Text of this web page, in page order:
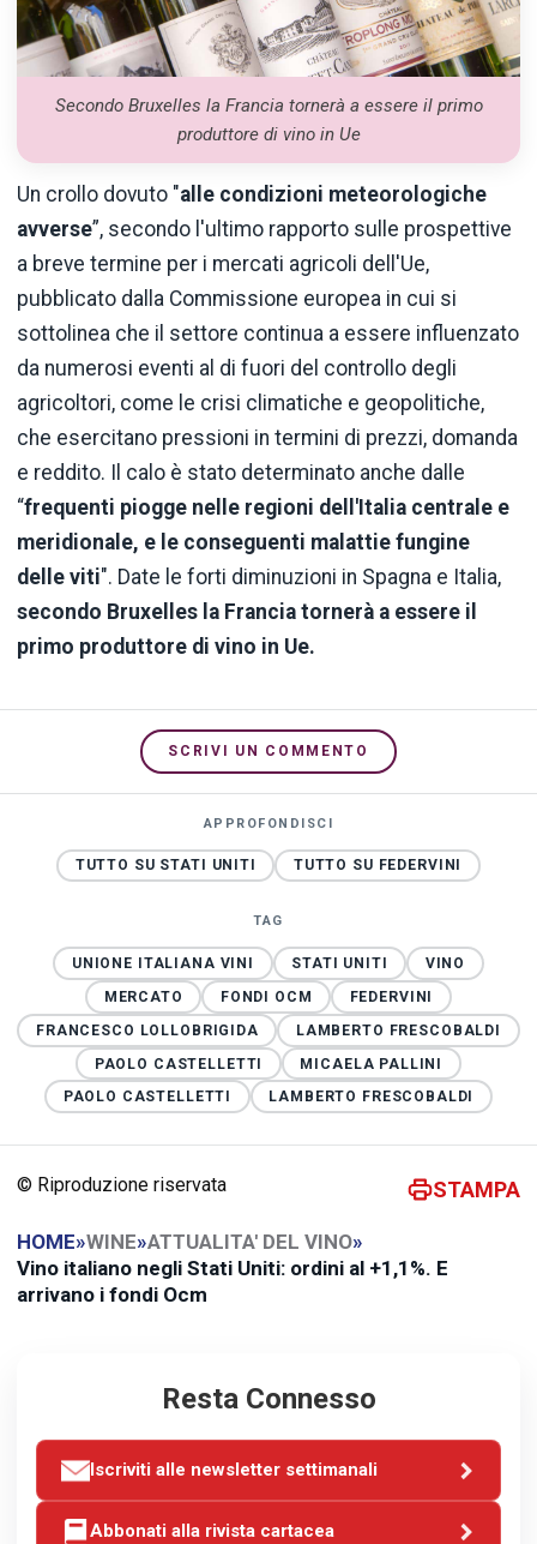
Secondo Bruxelles la Francia tornerà a essere il primo
produttore di vino in Ue
Un crollo dovuto "alle condizioni meteorologiche
avverse”, secondo l'ultimo rapporto sulle prospettive
a breve termine per i mercati agricoli dell'Ue,
pubblicato dalla Commissione europea in cui si
sottolinea che il settore continua a essere influenzato
da numerosi eventi al di fuori del controllo degli
agricoltori, come le crisi climatiche e geopolitiche,
che esercitano pressioni in termini di prezzi, domanda
e reddito. Il calo è stato determinato anche dalle
“frequenti piogge nelle regioni dell'Italia centrale e
meridionale, e le conseguenti malattie fungine
delle viti". Date le forti diminuzioni in Spagna e Italia,
secondo Bruxelles la Francia tornerà a essere il
primo produttore di vino in Ue.
SCRIVI UN COMMENTO
APPROFONDISCI
TUTTO SU STATI UNITI TUTTO SU FEDERVINI
TAG
UNIONE ITALIANA VINI STATI UNITI
VINO
MERCATO
FONDI OCM
FEDERVINI
FRANCESCO LOLLOBRIGIDA
LAMBERTO FRESCOBALDI
PAOLO CASTELLETTI
MICAELA PALLINI
PAOLO CASTELLETTI
LAMBERTO FRESCOBALDI
© Riproduzione riservata STAMPA
HOME»WINE»ATTUALITA' DEL VINO»
Vino italiano negli Stati Uniti: ordini al +1,1%. E
arrivano i fondi Ocm
Resta Connesso
Iscriviti alle newsletter settimanali
Abbonati alla rivista cartacea